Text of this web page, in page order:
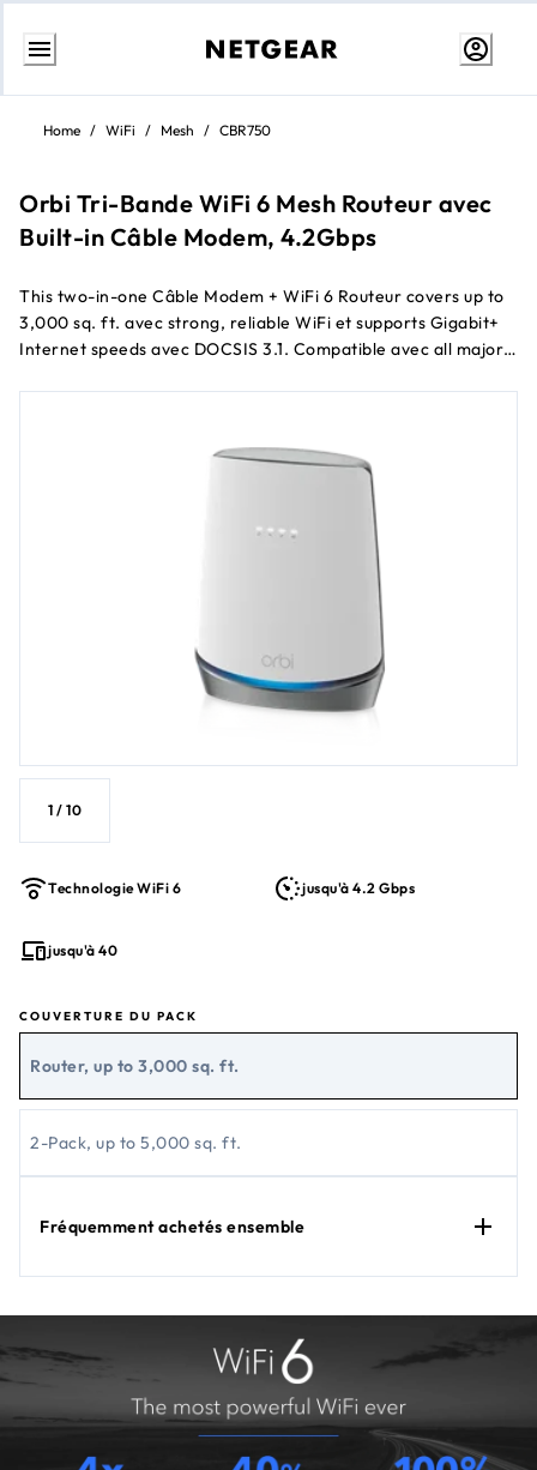
Aller
contenu
Home / WiFi / Mesh / CBR750
Orbi Tri-Bande WiFi 6 Mesh Routeur avec
Built-in Câble Modem, 4.2Gbps
This two-in-one Câble Modem + WiFi 6 Routeur covers up to
3,000 sq. ft. avec strong, reliable WiFi et supports Gigabit+
Internet speeds avec DOCSIS 3.1. Compatible avec all major
Câble bundled voice services). Certified avec Xfinity Next
Generation Speed Tier avec download speeds up to 900Mbps
et upload speeds up to 200Mbps, Spectrum service of 1Gbps,
et avec Cox service speeds of 1Gbps.
1 / 10
Technologie WiFi 6 jusqu'à 4.2 Gbps
jusqu'à 40
COUVERTURE DU PACK
Router, up to 3,000 sq. ft.
2-Pack, up to 5,000 sq. ft.
Fréquemment achetés ensemble